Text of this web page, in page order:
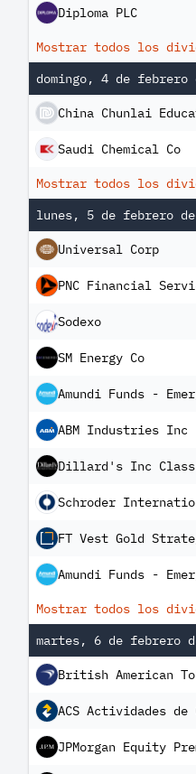
Diploma PLC
Mostrar todos los
domingo, 4 de febrero
China Chunlai
Saudi Chemical Co
Mostrar todos los
lunes, 5 de febrero de
Universal Corp
PNC Financial
Sodexo
SM Energy Co
Amundi Funds -
ABM Industries Inc
Dillard's Inc
Schroder
FT Vest Gold
Amundi Funds -
Mostrar todos los
martes, 6 de febrero
British American
ACS Actividades
JPMorgan Equity